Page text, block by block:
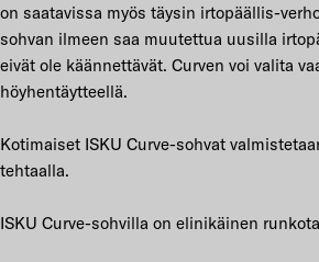
on saatavissa myös täysin irtopäällis-
sohvan ilmeen saa muutettua uusilla
eivät ole käännettävät. Curven voi valita
höyhentäytteellä.
Kotimaiset ISKU Curve-sohvat
tehtaalla.
ISKU Curve-sohvilla on elinikäinen